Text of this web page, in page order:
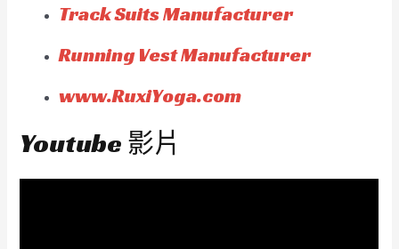
Track Suits Manufacturer
Running Vest Manufacturer
www.RuxiYoga.com
Youtube 影片